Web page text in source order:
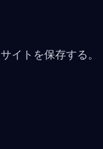
イトを保存する。